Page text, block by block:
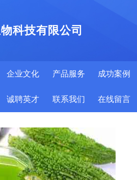
科技有限公司
企业文化 产品服务 成功案例
诚聘英才 联系我们 在线留言